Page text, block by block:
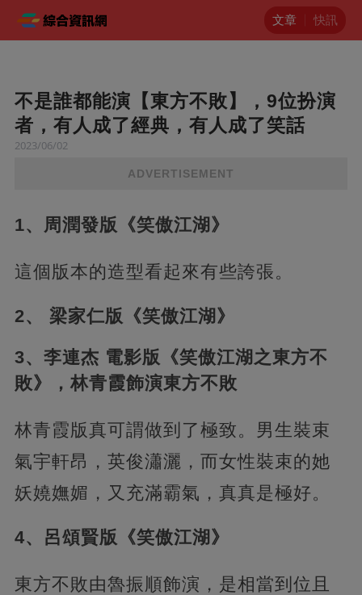
文章 快訊
不是誰都能演【東方不敗】，9位扮演
者，有人成了經典，有人成了笑話
2023/06/02
ADVERTISEMENT
1、周潤發版《笑傲江湖》
這個版本的造型看起來有些誇張。
2、 梁家仁版《笑傲江湖》
3、李連杰 電影版《笑傲江湖之東方不
敗》，林青霞飾演東方不敗
林青霞版真可謂做到了極致。男生裝束
氣宇軒昂，英俊瀟灑，而女性裝束的她
妖嬈嫵媚，又充滿霸氣，真真是極好。
4、呂頌賢版《笑傲江湖》
東方不敗由魯振順飾演，是相當到位且